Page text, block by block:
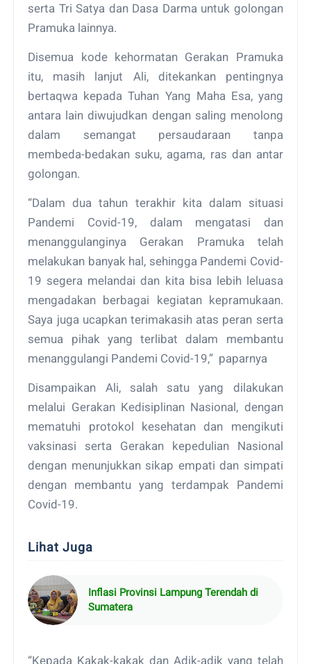
serta Tri Satya dan Dasa Darma untuk golongan
Pramuka lainnya.
Disemua kode kehormatan Gerakan Pramuka
itu, masih lanjut Ali, ditekankan pentingnya
bertaqwa kepada Tuhan Yang Maha Esa, yang
antara lain diwujudkan dengan saling menolong
dalam semangat persaudaraan tanpa
membeda-bedakan suku, agama, ras dan antar
golongan.
“Dalam dua tahun terakhir kita dalam situasi
Pandemi Covid-19, dalam mengatasi dan
menanggulanginya Gerakan Pramuka telah
melakukan banyak hal, sehingga Pandemi Covid-
19 segera melandai dan kita bisa lebih leluasa
mengadakan berbagai kegiatan kepramukaan.
Saya juga ucapkan terimakasih atas peran serta
semua pihak yang terlibat dalam membantu
menanggulangi Pandemi Covid-19,” paparnya
Disampaikan Ali, salah satu yang dilakukan
melalui Gerakan Kedisiplinan Nasional, dengan
mematuhi protokol kesehatan dan mengikuti
vaksinasi serta Gerakan kepedulian Nasional
dengan menunjukkan sikap empati dan simpati
dengan membantu yang terdampak Pandemi
Covid-19.
Lihat Juga
Inflasi Provinsi Lampung Terendah di
Sumatera
“Kepada Kakak-kakak dan Adik-adik yang telah